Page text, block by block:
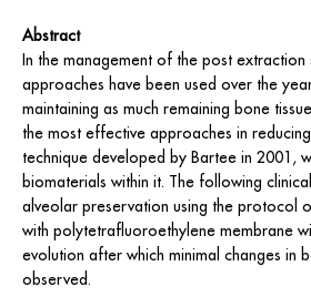
Abstract
In the management of the post extraction
approaches have been used over the
maintaining as much remaining bone
the most effective approaches in
technique developed by Bartee in 2001,
biomaterials within it. The following
alveolar preservation using the protocol
with polytetrafluoroethylene membrane
evolution after which minimal changes in
observed.